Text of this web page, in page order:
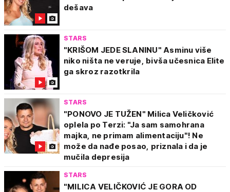
dešava
STARS
"KRIŠOM JEDE SLANINU" Asminu više
niko ništa ne veruje, bivša učesnica Elite
ga skroz razotkrila
STARS
"PONOVO JE TUŽEN" Milica Veličković
oplela po Terzi: "Ja sam samohrana
majka, ne primam alimentaciju"! Ne
može da nađe posao, priznala i da je
mučila depresija
STARS
"MILICA VELIČKOVIĆ JE GORA OD